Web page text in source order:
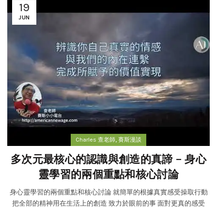
19
JUN
Charles 查老師, 賽斯漫談
多次元最核心的認識與創造的真諦 – 身心
靈學習的兩個重點和核心討論
身心靈學習的兩個重點和核心討論 就簡單的根據真實感受操取行動
把全部的精神用在生活上的創造 致力於眼前的事 面對更真的感受